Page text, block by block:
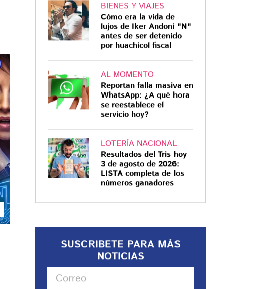
BIENES Y VIAJES
Cómo era la vida de
lujos de Iker Andoni "N"
antes de ser detenido
por huachicol fiscal
AL MOMENTO
Reportan falla masiva en
WhatsApp: ¿A qué hora
se reestablece el
servicio hoy?
LOTERÍA NACIONAL
Resultados del Tris hoy
3 de agosto de 2026:
LISTA completa de los
números ganadores
SUSCRIBETE PARA MÁS
NOTICIAS